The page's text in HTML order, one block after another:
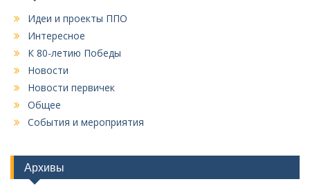
с
я
м
:
Идеи и проекты ППО
Интересное
К 80-летию Победы
Новости
Новости первичек
Общее
События и мероприятия
Архивы